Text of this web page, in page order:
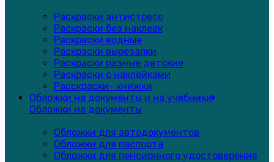
Раскраски антистресс
Раскраски без наклеек
Раскраски водные
Раскраски вырезалки
Раскраски разные детские
Раскраски с наклейками
Расскраски- книжки
Обложки на документы и на учебники
Обложки на документы
Обложки для автодокументов
Обложки для паспорта
Обложки для пенсионного удостоверения